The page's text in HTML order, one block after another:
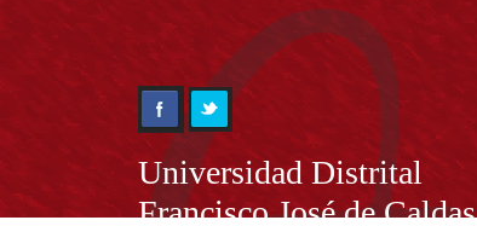
Información
Universidad Distrital
Francisco José de Caldas